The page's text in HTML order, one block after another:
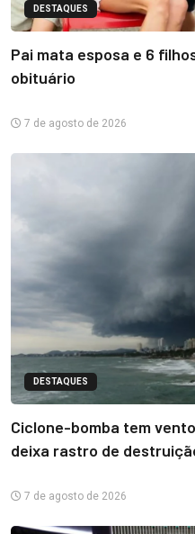
DESTAQUES
Pai mata esposa e 6
obituário
7 de agosto de 2026
DESTAQUES
Ciclone-bomba tem
deixa rastro de
7 de agosto de 2026